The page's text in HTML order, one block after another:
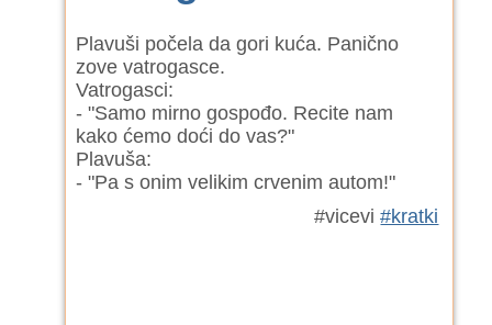
Plavuši počela da gori kuća. Panično
zove vatrogasce.
Vatrogasci:
- "Samo mirno gospođo. Recite nam
kako ćemo doći do vas?"
Plavuša:
- "Pa s onim velikim crvenim autom!"
#vicevi#kratki